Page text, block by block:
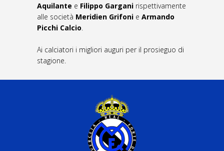
Aquilante e Filippo Gargani rispettivamente
alle società Meridien Grifoni e Armando
Picchi Calcio
Ai calciatori i migliori auguri per il prosieguo di
stagione.